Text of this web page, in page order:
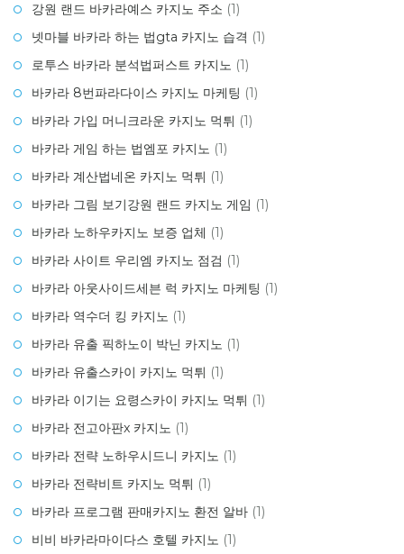
강원 랜드 바카라예스 카지노 주소 (1)
넷마블 바카라 하는 법gta 카지노 습격 (1)
로투스 바카라 분석법퍼스트 카지노 (1)
바카라 8번파라다이스 카지노 마케팅 (1)
바카라 가입 머니크라운 카지노 먹튀 (1)
바카라 게임 하는 법엠포 카지노 (1)
바카라 계산법네온 카지노 먹튀 (1)
바카라 그림 보기강원 랜드 카지노 게임 (1)
바카라 노하우카지노 보증 업체 (1)
바카라 사이트 우리엠 카지노 점검 (1)
바카라 아웃사이드세븐 럭 카지노 마케팅 (1)
바카라 역수더 킹 카지노 (1)
바카라 유출 픽하노이 박닌 카지노 (1)
바카라 유출스카이 카지노 먹튀 (1)
바카라 이기는 요령스카이 카지노 먹튀 (1)
바카라 전고아판x 카지노 (1)
바카라 전략 노하우시드니 카지노 (1)
바카라 전략비트 카지노 먹튀 (1)
바카라 프로그램 판매카지노 환전 알바 (1)
비비 바카라마이다스 호텔 카지노 (1)